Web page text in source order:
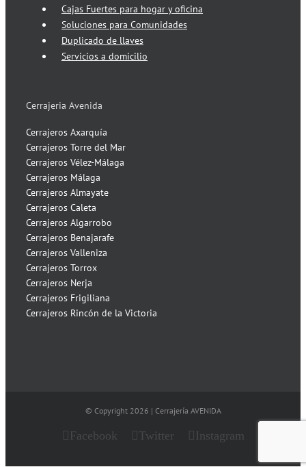
Cajas Fuertes para hogar y oficina
Soluciones para Comunidades
Duplicado de llaves
Servicios a domicilio
Cerrajeria Avenida
Cerrajeros Axarquía
Cerrajeros Torre del Mar
Cerrajeros Vélez-Málaga
Cerrajeros Málaga
Cerrajeros Almayate
Cerrajeros Caleta
Cerrajeros Algarrobo
Cerrajeros Benajarafe
Cerrajeros Valleniza
Cerrajeros Torrox
Cerrajeros Nerja
Cerrajeros Frigiliana
Cerrajeros Rincón de la Victoria
© Copyright 2026 | Cerrajería AVENIDA
Facebook Twitter Instagram